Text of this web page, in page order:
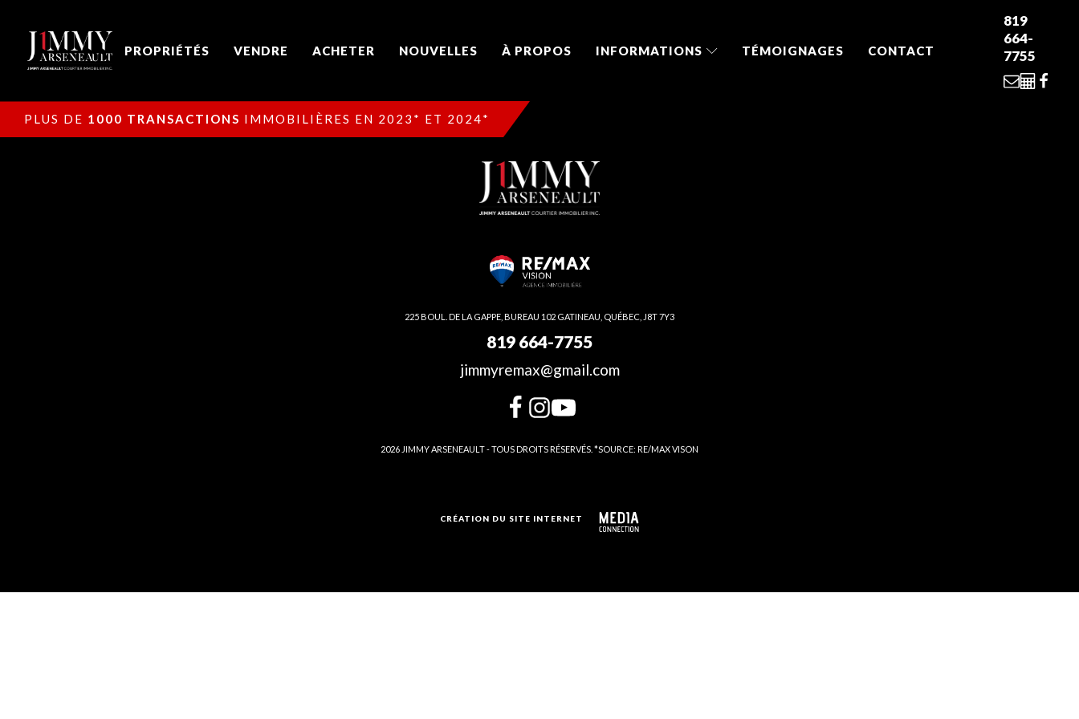
PROPRIÉTÉS VENDRE ACHETER NOUVELLES À PROPOS INFORMATIONS TÉMOIGNAGES CONTACT
819
664-
7755
PLUS DE 1000 TRANSACTIONS IMMOBILIÈRES EN 2023* ET 2024*
225 BOUL. DE LA GAPPE, BUREAU 102 GATINEAU, QUÉBEC, J8T 7Y3
819 664-7755
jimmyremax@gmail.com
2026 JIMMY ARSENEAULT - TOUS DROITS RÉSERVÉS. *SOURCE: RE/MAX VISON
CRÉATION DU SITE INTERNET